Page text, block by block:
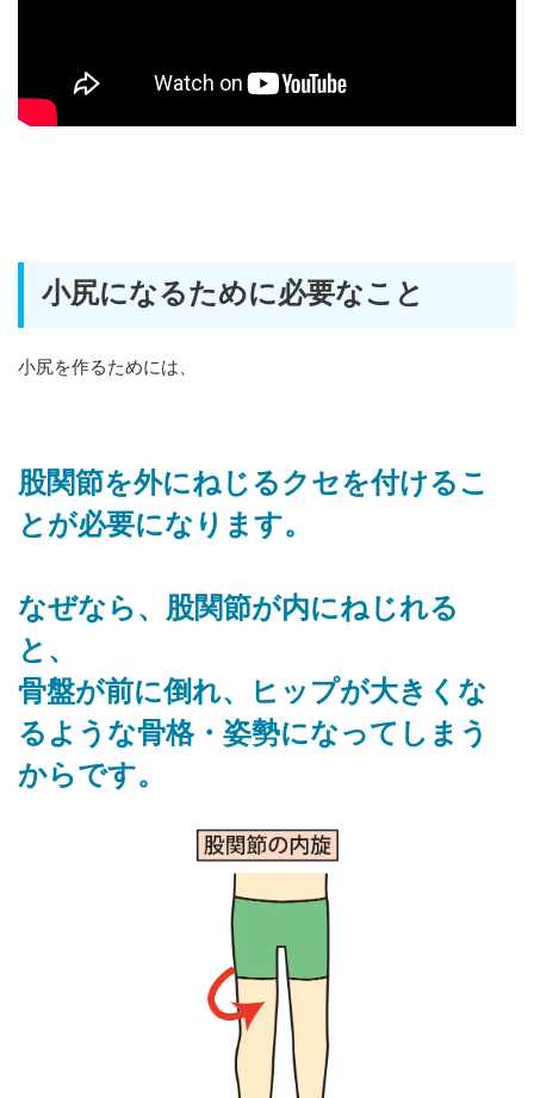
小尻になるために必要なこと
小尻を作るためには、
股関節を外にねじるクセを付けるこ
とが必要になります。
なぜなら、股関節が内にねじれる
と、
骨盤が前に倒れ、ヒップが大きくな
るような骨格・姿勢になってしまう
からです。